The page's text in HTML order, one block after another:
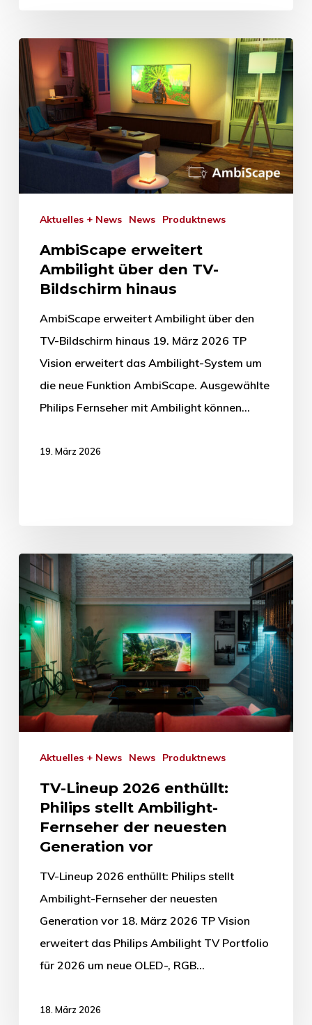
Aktuelles + News News Produktnews
AmbiScape erweitert
Ambilight über den TV-
Bildschirm hinaus
AmbiScape erweitert Ambilight über den
TV-Bildschirm hinaus 19. März 2026 TP
Vision erweitert das Ambilight-System um
die neue Funktion AmbiScape. Ausgewählte
Philips Fernseher mit Ambilight können…
19. März 2026
Aktuelles + News News Produktnews
TV-Lineup 2026 enthüllt:
Philips stellt Ambilight-
Fernseher der neuesten
Generation vor
TV-Lineup 2026 enthüllt: Philips stellt
Ambilight-Fernseher der neuesten
Generation vor 18. März 2026 TP Vision
erweitert das Philips Ambilight TV Portfolio
für 2026 um neue OLED-, RGB…
18. März 2026